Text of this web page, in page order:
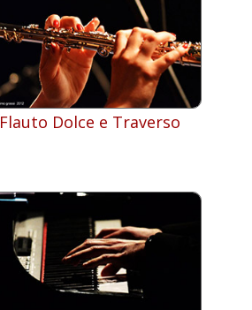
Flauto Dolce e Traverso